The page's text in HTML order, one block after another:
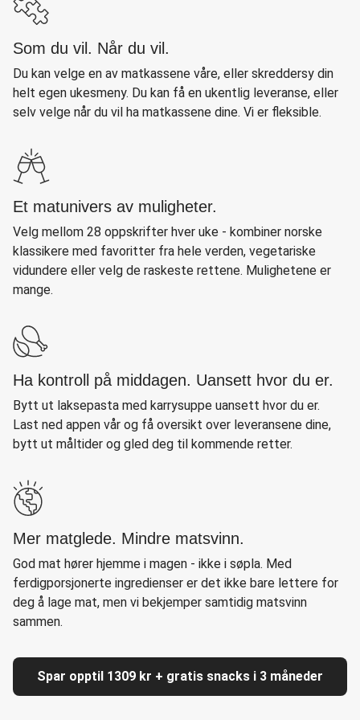
Som du vil. Når du vil.
Du kan velge en av matkassene våre, eller skreddersy din
helt egen ukesmeny. Du kan få en ukentlig leveranse, eller
selv velge når du vil ha matkassene dine. Vi er fleksible.
Et matunivers av muligheter.
Velg mellom 28 oppskrifter hver uke - kombiner norske
klassikere med favoritter fra hele verden, vegetariske
vidundere eller velg de raskeste rettene. Mulighetene er
mange.
Ha kontroll på middagen. Uansett hvor du er.
Bytt ut laksepasta med karrysuppe uansett hvor du er.
Last ned appen vår og få oversikt over leveransene dine,
bytt ut måltider og gled deg til kommende retter.
Mer matglede. Mindre matsvinn.
God mat hører hjemme i magen - ikke i søpla. Med
ferdigporsjonerte ingredienser er det ikke bare lettere for
deg å lage mat, men vi bekjemper samtidig matsvinn
sammen.
Spar opptil 1309 kr + gratis snacks i 3 måneder